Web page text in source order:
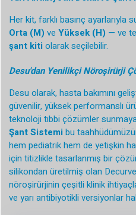
Her kit, farklı basınç ayarlarıyla
Orta (M) ve Yüksek (H) — ve
şant kitiolarak seçilebilir.
Desu'dan Yenilikçi Nöroşirürji
Desu olarak, hasta bakımını
güvenilir, yüksek performanslı
teknoloji tıbbi çözümler
Şant Sistemibu
hem pediatrik hem de yetişkin
için titizlikle tasarlanmış bir
silikondan üretilmiş olan
nöroşirürjinin çeşitli klinik
ve yarı antibiyotikli versiyonlar